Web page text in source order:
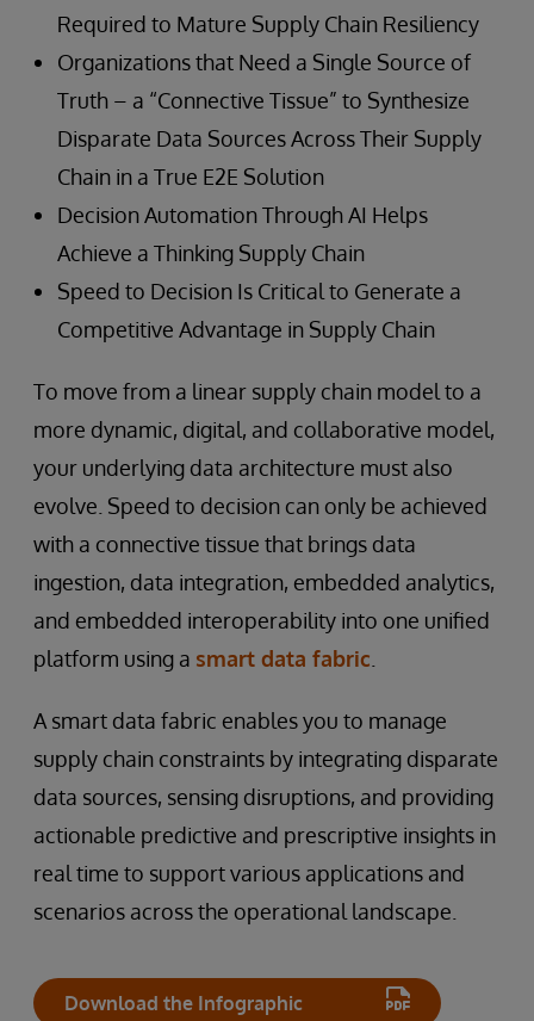
Required to Mature Supply Chain Resiliency
Organizations that Need a Single Source of
Truth – a “Connective Tissue” to Synthesize
Disparate Data Sources Across Their Supply
Chain in a True E2E Solution
Decision Automation Through AI Helps
Achieve a Thinking Supply Chain
Speed to Decision Is Critical to Generate a
Competitive Advantage in Supply Chain
To move from a linear supply chain model to a
more dynamic, digital, and collaborative model,
your underlying data architecture must also
evolve. Speed to decision can only be achieved
with a connective tissue that brings data
ingestion, data integration, embedded analytics,
and embedded interoperability into one unified
platform using a smart data fabric
A smart data fabric enables you to manage
supply chain constraints by integrating disparate
data sources, sensing disruptions, and providing
actionable predictive and prescriptive insights in
real time to support various applications and
scenarios across the operational landscape.
Download the Infographic